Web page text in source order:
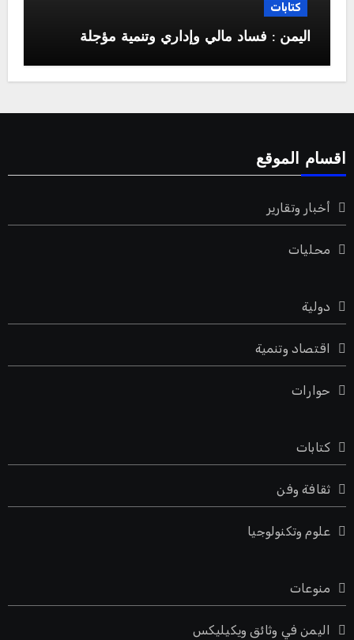
كتابات
اليمن : فساد مالي وإداري وتنمية مؤجلة
اقسام الموقع
أخبار وتقارير
محليات
دولية
اقتصاد وتنمية
حوارات
كتابات
ثقافة وفن
علوم وتكنولوجيا
منوعات
اليمن في وثائق ويكيليكس